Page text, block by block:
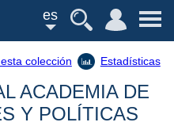
es
colección Estadísticas
ACADEMIA DE
Y POLÍTICAS